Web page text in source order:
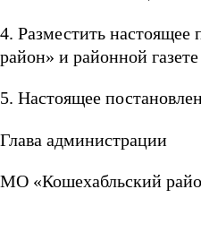
4. Разместить
район» и районной
5. Настоящее
Глава администрации
МО